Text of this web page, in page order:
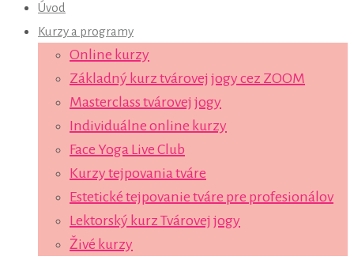
Úvod
Kurzy a programy
Online kurzy
Základný kurz tvárovej jogy cez ZOOM
Masterclass tvárovej jogy
Individuálne online kurzy
Face Yoga Live Club
Kurzy tejpovania tváre
Estetické tejpovanie tváre pre profesionálov
Lektorský kurz Tvárovej jogy
Živé kurzy